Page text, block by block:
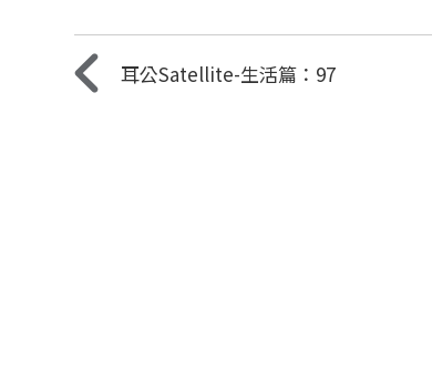
耳公Satellite-生活篇：97